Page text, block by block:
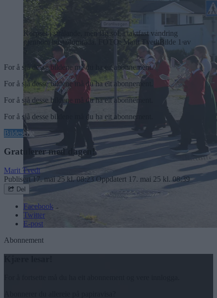
Korpset i strålande, men låg sol, i taktfast vandring
gjennom bustadområda.
FOTO: Marit TvedtBilde 1 av
For å sjå desse bildene må du ha eit abonnement.
For å sjå desse bildene må du ha eit abonnement.
For å sjå desse bildene må du ha eit abonnement.
For å sjå desse bildene må du ha eit abonnement.
Bildeserie
Gratulerer med dagen!
Marit Tvedt
Publisert 17. mai 25 kl. 08:23 Oppdatert 17. mai 25 kl. 08:39
Del
Facebook
Twitter
E-post
Abonnement